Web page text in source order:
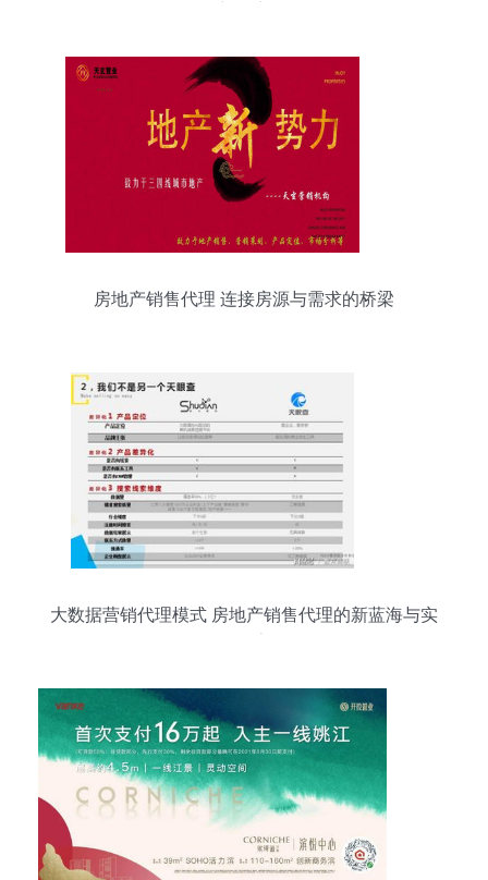
房地产销售代理 连接房源与需求的桥梁
大数据营销代理模式 房地产销售代理的新蓝海与实